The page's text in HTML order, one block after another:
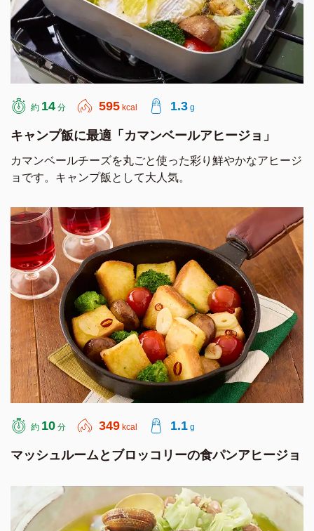
約 14 分 595 kcal 1.3 g
キャンプ飯に最適「カマンベールアヒージョ」
カマンベールチーズを丸ごと使った彩り鮮やかなアヒージ
ョです。キャンプ飯として大人気。
約 10 分 349 kcal 1.1 g
マッシュルームとブロッコリーの食パンアヒージョ